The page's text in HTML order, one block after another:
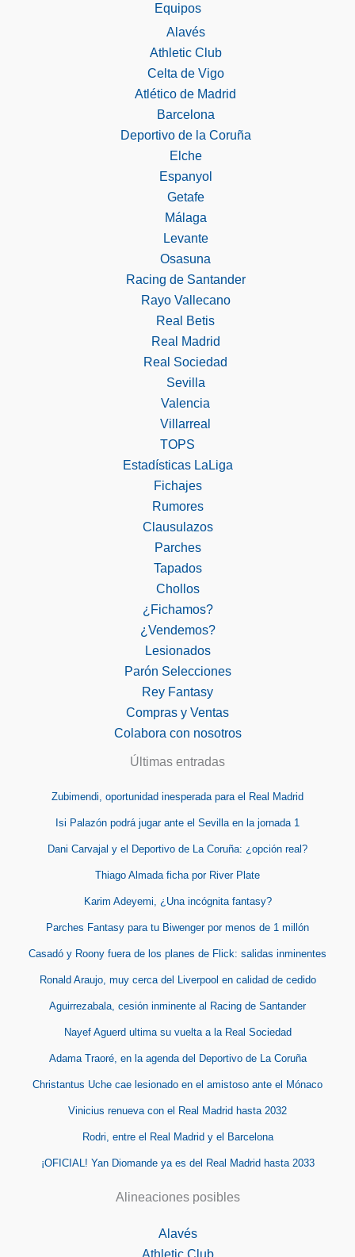
Equipos
Alavés
Athletic Club
Celta de Vigo
Atlético de Madrid
Barcelona
Deportivo de la Coruña
Elche
Espanyol
Getafe
Málaga
Levante
Osasuna
Racing de Santander
Rayo Vallecano
Real Betis
Real Madrid
Real Sociedad
Sevilla
Valencia
Villarreal
TOPS
Estadísticas LaLiga
Fichajes
Rumores
Clausulazos
Parches
Tapados
Chollos
¿Fichamos?
¿Vendemos?
Lesionados
Parón Selecciones
Rey Fantasy
Compras y Ventas
Colabora con nosotros
Últimas entradas
Zubimendi, oportunidad inesperada para el Real Madrid
Isi Palazón podrá jugar ante el Sevilla en la jornada 1
Dani Carvajal y el Deportivo de La Coruña: ¿opción real?
Thiago Almada ficha por River Plate
Karim Adeyemi, ¿Una incógnita fantasy?
Parches Fantasy para tu Biwenger por menos de 1 millón
Casadó y Roony fuera de los planes de Flick: salidas inminentes
Ronald Araujo, muy cerca del Liverpool en calidad de cedido
Aguirrezabala, cesión inminente al Racing de Santander
Nayef Aguerd ultima su vuelta a la Real Sociedad
Adama Traoré, en la agenda del Deportivo de La Coruña
Christantus Uche cae lesionado en el amistoso ante el Mónaco
Vinicius renueva con el Real Madrid hasta 2032
Rodri, entre el Real Madrid y el Barcelona
¡OFICIAL! Yan Diomande ya es del Real Madrid hasta 2033
Alineaciones posibles
Alavés
Athletic Club